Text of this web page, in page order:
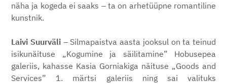
näha ja kogeda ei saaks – ta on arhetüüpne romantiline
kunstnik.
Laivi Suurväli – Silmapaistva aasta jooksul on ta teinud
isikunäituse „Kogumine ja säilitamine” Hobusepea
galeriis, kahasse Kasia Gorniakiga näituse „Goods and
Services” 1. märtsi galeriis ning sai valituks